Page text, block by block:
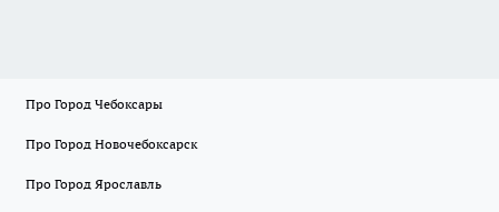
Про Город Чебоксары
Про Город Новочебоксарск
Про Город Ярославль